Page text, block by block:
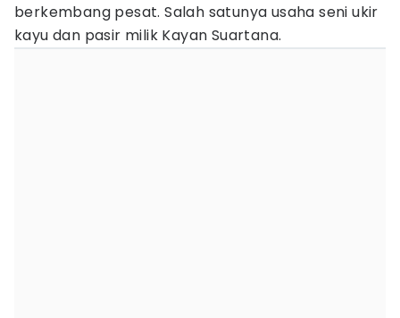
berkembang pesat. Salah satunya usaha seni ukir
kayu dan pasir milik Kayan Suartana.